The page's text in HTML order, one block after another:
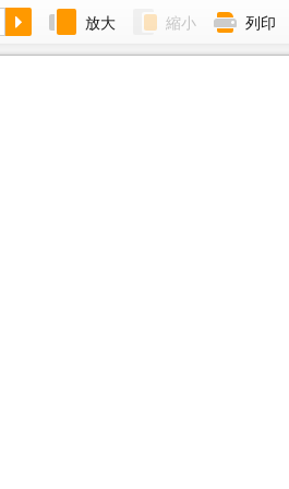
放大 縮小 列印